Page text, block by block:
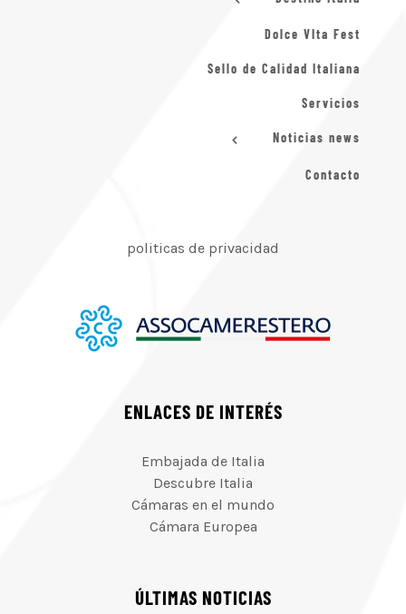
Dolce VIta Fest
Sello de Calidad Italiana
Servicios
Noticias news
Contacto
politicas de privacidad
ENLACES DE INTERÉS
Embajada de Italia
Descubre Italia
Cámaras en el mundo
Cámara Europea
ÚLTIMAS NOTICIAS